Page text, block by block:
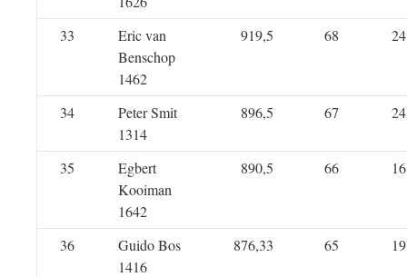
33
Eric van
Benschop
1462
919,5 68 24
34
Peter Smit
1314
896,5 67 24
35
Egbert
Kooiman
1642
890,5 66 16
36
Guido Bos
1416
876,33 65 19